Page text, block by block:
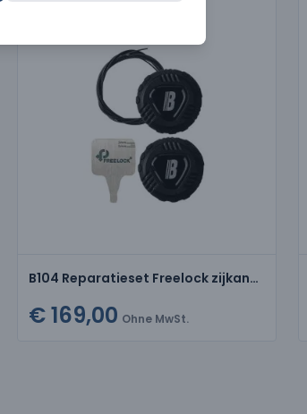
B104 Reparatieset Freelock zijkant Lage Veiligheidsschoenen
€ 169,00 Ohne MwSt.